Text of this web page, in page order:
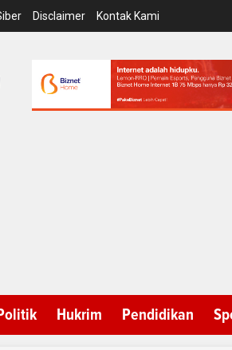
Disclaimer Kontak Kami
Hukrim Pendidikan